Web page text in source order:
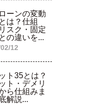
ーンの変動
は？仕組
スク・固定
の違いを...
12
ト35とは？
ト・デメリ
ら仕組みま
解説...